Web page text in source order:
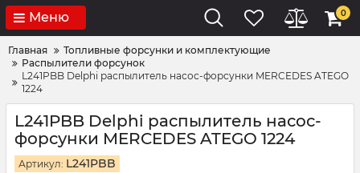
Меню 0
Главная
Топливные форсунки и комплектующие
Распылители форсунок
L241PBB Delphi распылитель насос-форсунки MERCEDES ATEGO
1224
L241PBB Delphi распылитель насос-
форсунки MERCEDES ATEGO 1224
Артикул: L241PBB